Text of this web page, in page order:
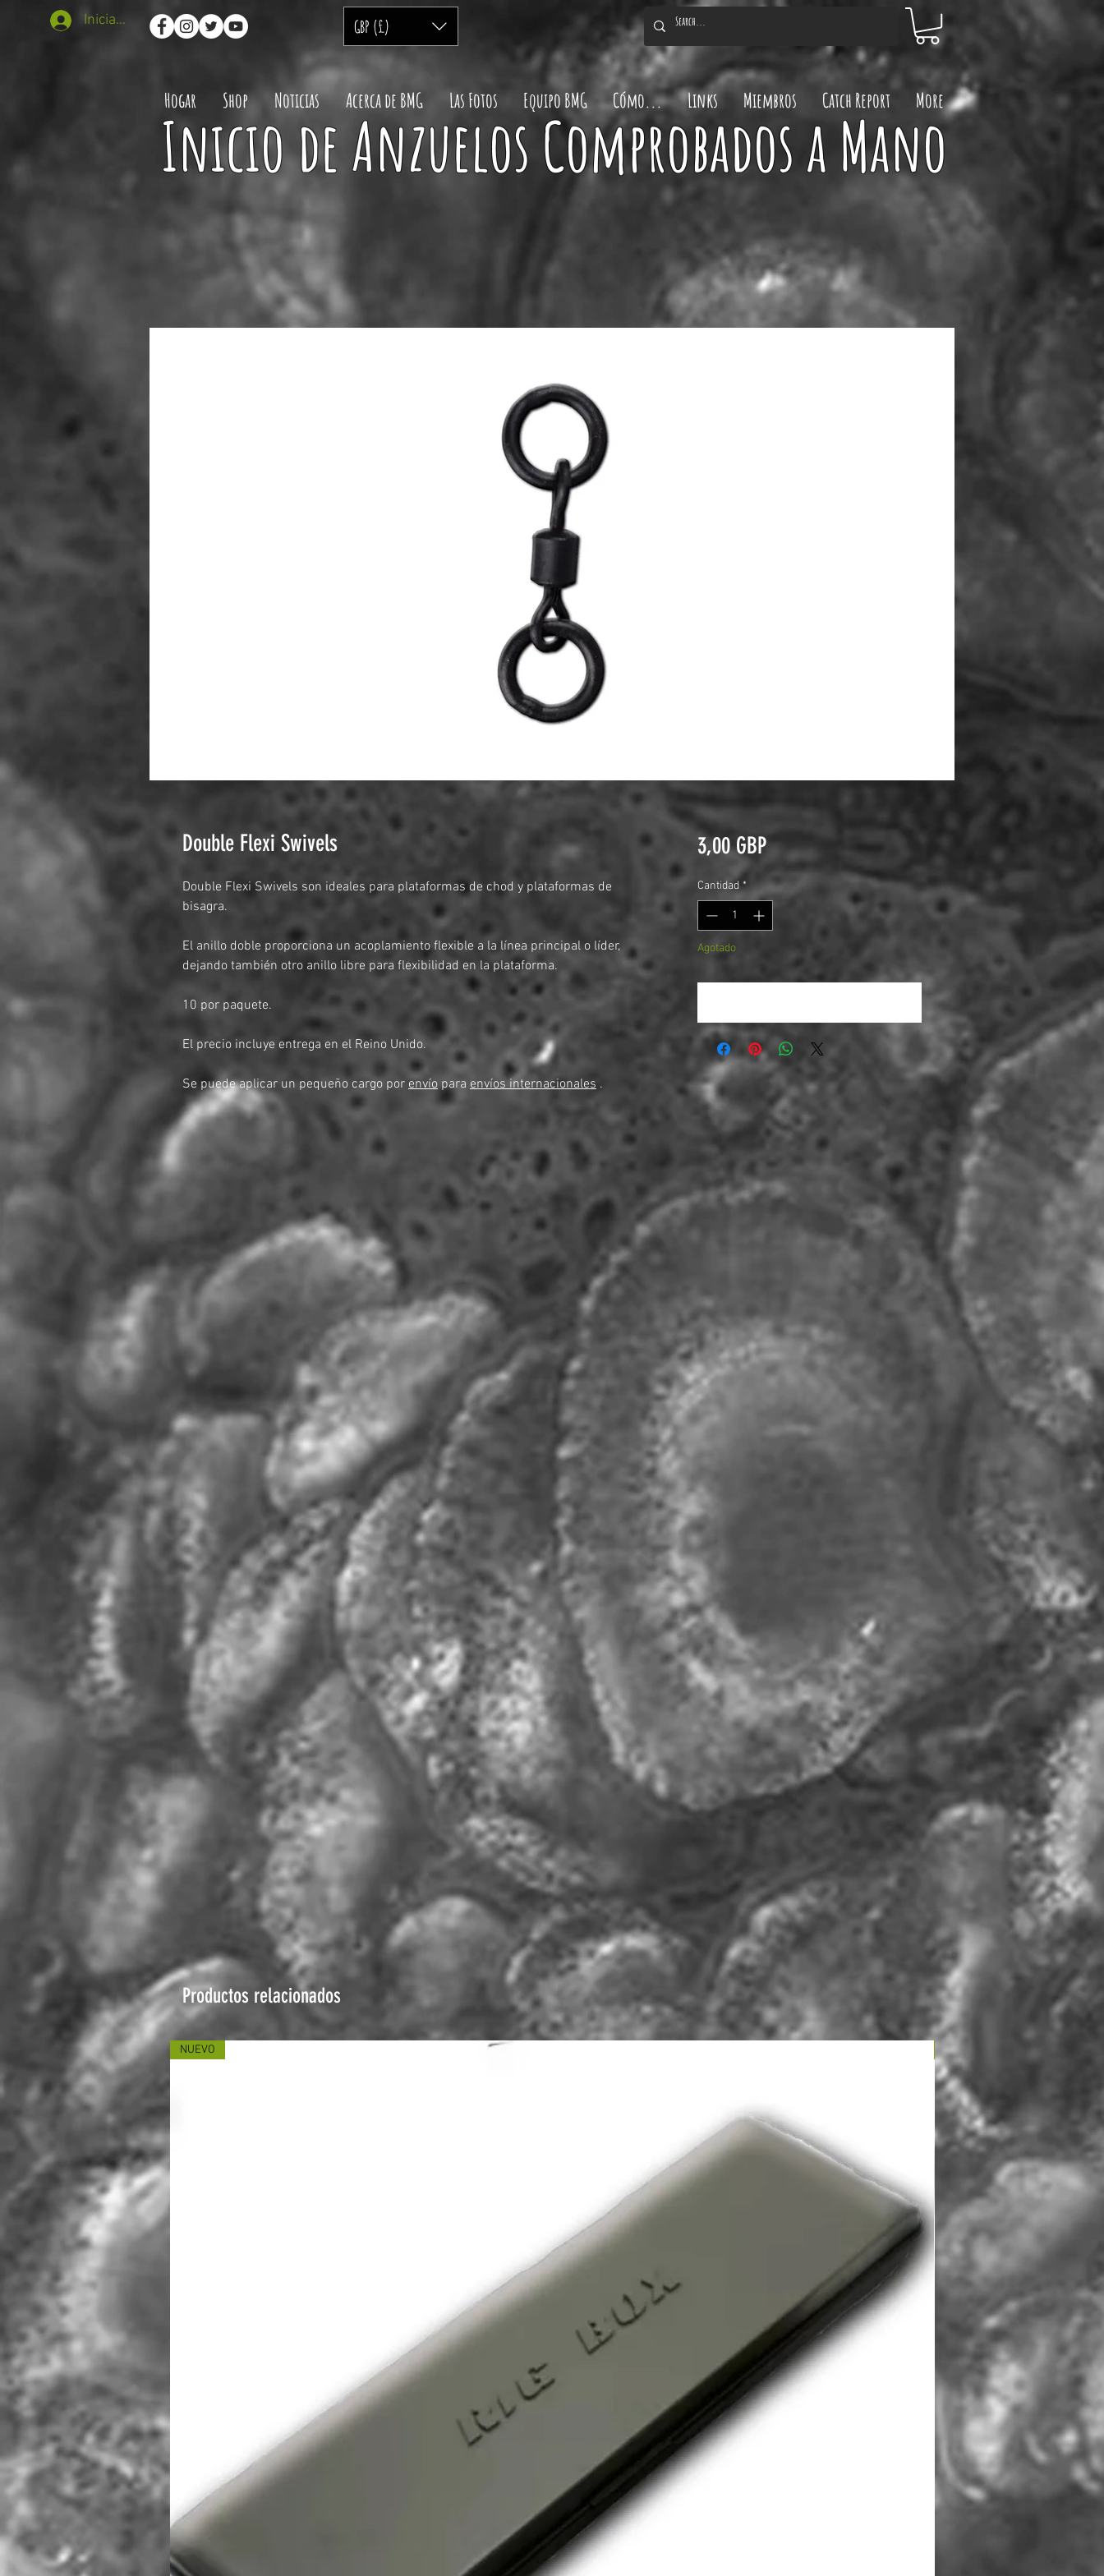
Iniciar sesión
Hogar Shop Noticias Acerca de BMG Las Fotos Equipo BMG Cómo... Links Miembros Catch Report More
GBP (£)
Inicio de Anzuelos Comprobados a Mano
Double Flexi Swivels
Double Flexi Swivels son ideales para plataformas de chod y plataformas de
bisagra.
El anillo doble proporciona un acoplamiento flexible a la línea principal o líder,
dejando también otro anillo libre para flexibilidad en la plataforma.
10 por paquete.
El precio incluye entrega en el Reino Unido.
Se puede aplicar un pequeño cargo por envío para envíos internacionales .
3,00 GBPPrecio
Cantidad *
Agotado
Productos relacionados
NUEVO NUEVO